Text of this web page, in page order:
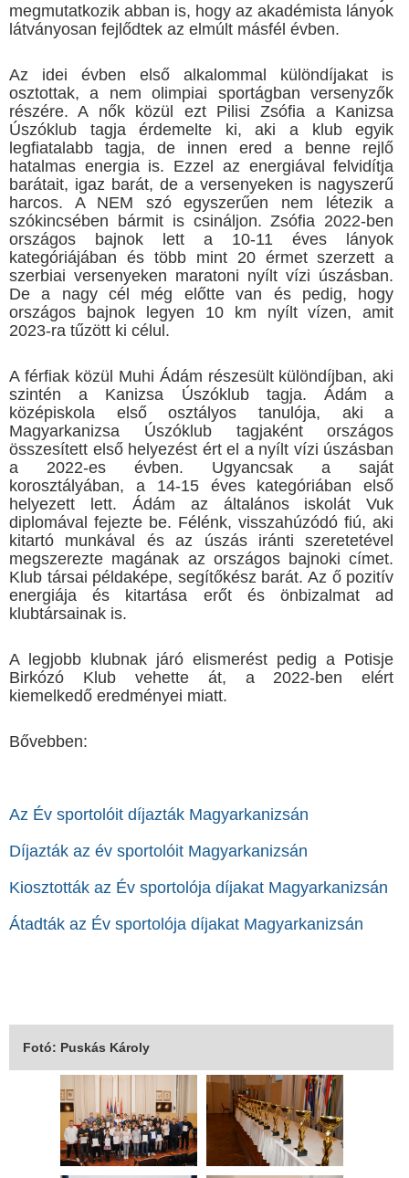
megmutatkozik abban is, hogy az akadémista lányok
látványosan fejlődtek az elmúlt másfél évben.
Az idei évben első alkalommal különdíjakat is
osztottak, a nem olimpiai sportágban versenyzők
részére. A nők közül ezt Pilisi Zsófia a Kanizsa
Úszóklub tagja érdemelte ki, aki a klub egyik
legfiatalabb tagja, de innen ered a benne rejlő
hatalmas energia is. Ezzel az energiával felvidítja
barátait, igaz barát, de a versenyeken is nagyszerű
harcos. A NEM szó egyszerűen nem létezik a
szókincsében bármit is csináljon. Zsófia 2022-ben
országos bajnok lett a 10-11 éves lányok
kategóriájában és több mint 20 érmet szerzett a
szerbiai versenyeken maratoni nyílt vízi úszásban.
De a nagy cél még előtte van és pedig, hogy
országos bajnok legyen 10 km nyílt vízen, amit
2023-ra tűzött ki célul.
A férfiak közül Muhi Ádám részesült különdíjban, aki
szintén a Kanizsa Úszóklub tagja. Ádám a
középiskola első osztályos tanulója, aki a
Magyarkanizsa Úszóklub tagjaként országos
összesített első helyezést ért el a nyílt vízi úszásban
a 2022-es évben. Ugyancsak a saját
korosztályában, a 14-15 éves kategóriában első
helyezett lett. Ádám az általános iskolát Vuk
diplomával fejezte be. Félénk, visszahúzódó fiú, aki
kitartó munkával és az úszás iránti szeretetével
megszerezte magának az országos bajnoki címet.
Klub társai példaképe, segítőkész barát. Az ő pozitív
energiája és kitartása erőt és önbizalmat ad
klubtársainak is.
A legjobb klubnak járó elismerést pedig a Potisje
Birkózó Klub vehette át, a 2022-ben elért
kiemelkedő eredményei miatt.
Bővebben:
Az Év sportolóit díjazták Magyarkanizsán
Díjazták az év sportolóit Magyarkanizsán
Kiosztották az Év sportolója díjakat Magyarkanizsán
Átadták az Év sportolója díjakat Magyarkanizsán
Fotó: Puskás Károly